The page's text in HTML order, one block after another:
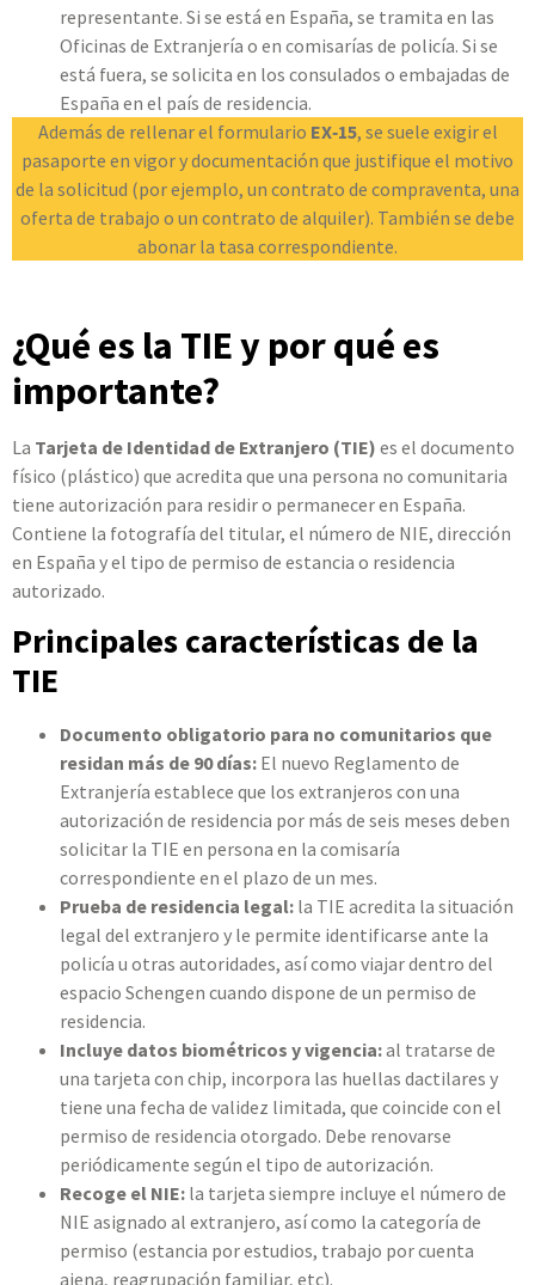
representante. Si se está en España, se tramita en las
Oficinas de Extranjería o en comisarías de policía. Si se
está fuera, se solicita en los consulados o embajadas de
España en el país de residencia.
Además de rellenar el formulario EX‑15, se suele exigir el
pasaporte en vigor y documentación que justifique el motivo
de la solicitud (por ejemplo, un contrato de compraventa, una
oferta de trabajo o un contrato de alquiler). También se debe
abonar la tasa correspondiente.
¿Qué es la TIE y por qué es
importante?
La Tarjeta de Identidad de Extranjero (TIE) es el documento
físico (plástico) que acredita que una persona no comunitaria
tiene autorización para residir o permanecer en España.
Contiene la fotografía del titular, el número de NIE, dirección
en España y el tipo de permiso de estancia o residencia
autorizado.
Principales características de la
TIE
Documento obligatorio para no comunitarios que
residan más de 90 días: El nuevo Reglamento de
Extranjería establece que los extranjeros con una
autorización de residencia por más de seis meses deben
solicitar la TIE en persona en la comisaría
correspondiente en el plazo de un mes.
Prueba de residencia legal: la TIE acredita la situación
legal del extranjero y le permite identificarse ante la
policía u otras autoridades, así como viajar dentro del
espacio Schengen cuando dispone de un permiso de
residencia.
Incluye datos biométricos y vigencia:al tratarse de
una tarjeta con chip, incorpora las huellas dactilares y
tiene una fecha de validez limitada, que coincide con el
permiso de residencia otorgado. Debe renovarse
periódicamente según el tipo de autorización.
Recoge el NIE: la tarjeta siempre incluye el número de
NIE asignado al extranjero, así como la categoría de
permiso (estancia por estudios, trabajo por cuenta
ajena, reagrupación familiar, etc).